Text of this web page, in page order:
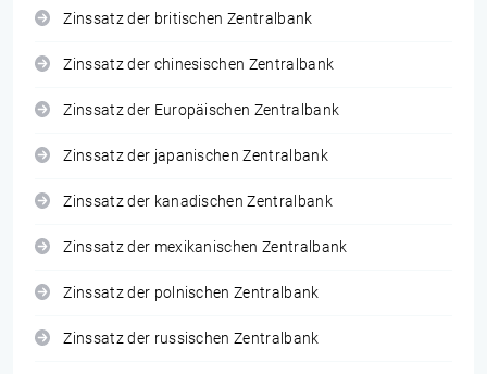
Zinssatz der britischen Zentralbank
Zinssatz der chinesischen Zentralbank
Zinssatz der Europäischen Zentralbank
Zinssatz der japanischen Zentralbank
Zinssatz der kanadischen Zentralbank
Zinssatz der mexikanischen Zentralbank
Zinssatz der polnischen Zentralbank
Zinssatz der russischen Zentralbank